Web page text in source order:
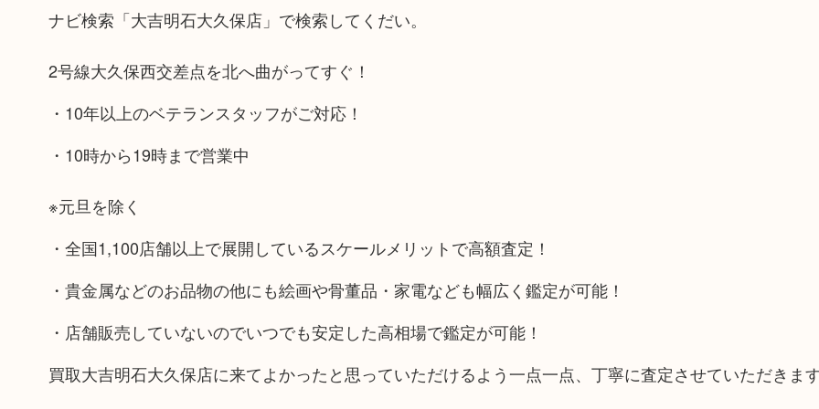
ナビ検索「大吉明石大久保店」で検索してくだい。
2号線大久保西交差点を北へ曲がってすぐ！
・10年以上のベテランスタッフがご対応！
・10時から19時まで営業中
※元旦を除く
・全国1,100店舗以上で展開しているスケールメリットで高額査定！
・貴金属などのお品物の他にも絵画や骨董品・家電なども幅広く鑑定が可能！
・店舗販売していないのでいつでも安定した高相場で鑑定が可能！
買取大吉明石大久保店に来てよかったと思っていただけるよう一点一点、丁寧に査定させていただきま